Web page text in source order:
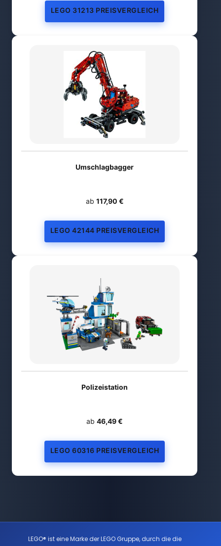
LEGO 31213 PREISVERGLEICH
Umschlagbagger
ab 117,90 €
LEGO 42144 PREISVERGLEICH
Polizeistation
ab 46,49 €
LEGO 60316 PREISVERGLEICH
LEGO® ist eine Marke der LEGO Gruppe, durch die die